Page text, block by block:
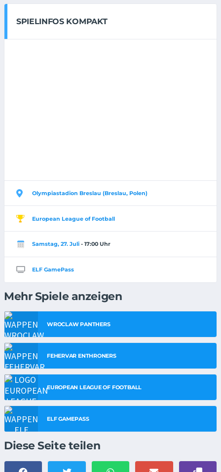
SPIELINFOS KOMPAKT
Olympiastadion Breslau (Breslau, Polen)
European League of Football
Samstag, 27. Juli - 17:00 Uhr
ELF GamePass
Mehr Spiele anzeigen
WROCLAW PANTHERS
FEHERVAR ENTHRONERS
EUROPEAN LEAGUE OF FOOTBALL
ELF GAMEPASS
Diese Seite teilen